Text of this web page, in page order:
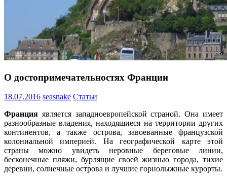
О достопримечательностях Франции
18.07.2016 seasnake Статьи
Франция является западноевропейской страной. Она имеет
разнообразные владения, находящиеся на территории других
континентов, а также острова, завоеванные французской
колониальной империей. На географической карте этой
страны можно увидеть неровные береговые линии,
бесконечные пляжи, бурлящие своей жизнью города, тихие
деревни, солнечные острова и лучшие горнолыжные курорты.